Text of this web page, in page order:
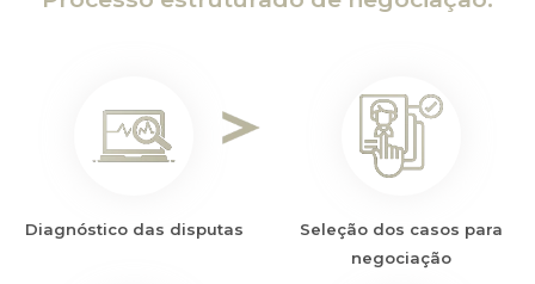
Diagnóstico das disputas
Seleção dos casos para
negociação